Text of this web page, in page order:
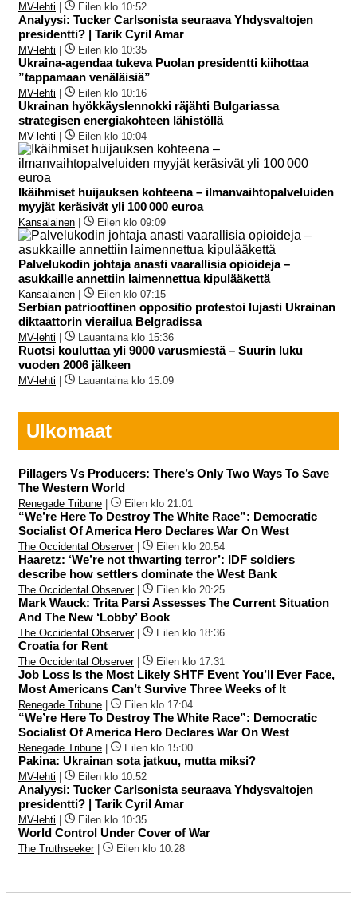
MV-lehti Eilen klo 10:52
Analyysi: Tucker Carlsonista seuraava Yhdysvaltojen
presidentti? | Tarik Cyril Amar
MV-lehti Eilen klo 10:35
Ukraina-agendaa tukeva Puolan presidentti kiihottaa
”tappamaan venäläisiä”
MV-lehti Eilen klo 10:16
Ukrainan hyökkäyslennokki räjähti Bulgariassa
strategisen energiakohteen lähistöllä
MV-lehti Eilen klo 10:04
Ikäihmiset huijauksen kohteena – ilmanvaihtopalveluiden
myyjät keräsivät yli 100 000 euroa
Kansalainen Eilen klo 09:09
Palvelukodin johtaja anasti vaarallisia opioideja –
asukkaille annettiin laimennettua kipulääkettä
Kansalainen Eilen klo 07:15
Serbian patrioottinen oppositio protestoi lujasti Ukrainan
diktaattorin vierailua Belgradissa
MV-lehti Lauantaina klo 15:36
Ruotsi kouluttaa yli 9000 varusmiestä – Suurin luku
vuoden 2006 jälkeen
MV-lehti Lauantaina klo 15:09
Ulkomaat
Pillagers Vs Producers: There’s Only Two Ways To Save
The Western World
Renegade Tribune Eilen klo 21:01
“We’re Here To Destroy The White Race”: Democratic
Socialist Of America Hero Declares War On West
The Occidental Observer| Eilen klo 20:54
Haaretz: ‘We’re not thwarting terror’: IDF soldiers
describe how settlers dominate the West Bank
The Occidental Observer| Eilen klo 20:25
Mark Wauck: Trita Parsi Assesses The Current Situation
And The New ‘Lobby’ Book
The Occidental Observer| Eilen klo 18:36
Croatia for Rent
The Occidental Observer| Eilen klo 17:31
Job Loss Is the Most Likely SHTF Event You’ll Ever Face,
Most Americans Can’t Survive Three Weeks of It
Renegade Tribune Eilen klo 17:04
“We’re Here To Destroy The White Race”: Democratic
Socialist Of America Hero Declares War On West
Renegade Tribune Eilen klo 15:00
Pakina: Ukrainan sota jatkuu, mutta miksi?
MV-lehti Eilen klo 10:52
Analyysi: Tucker Carlsonista seuraava Yhdysvaltojen
presidentti? | Tarik Cyril Amar
MV-lehti Eilen klo 10:35
World Control Under Cover of War
The Truthseeker| Eilen klo 10:28